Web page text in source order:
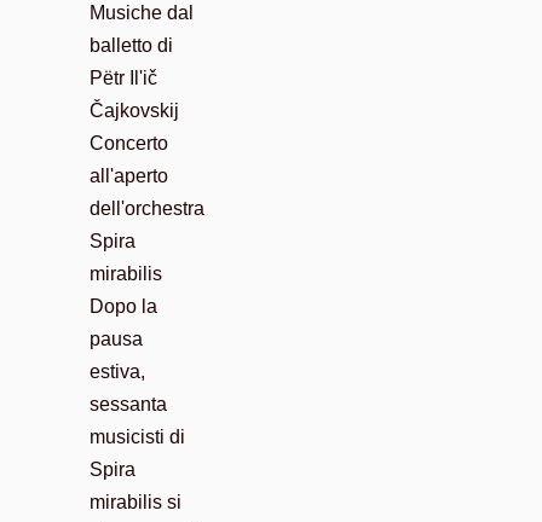
Musiche dal
balletto di
Pëtr Il'ič
Čajkovskij
Concerto
all'aperto
dell'orchestra
Spira
mirabilis
Dopo la
pausa
estiva,
sessanta
musicisti di
Spira
mirabilis si